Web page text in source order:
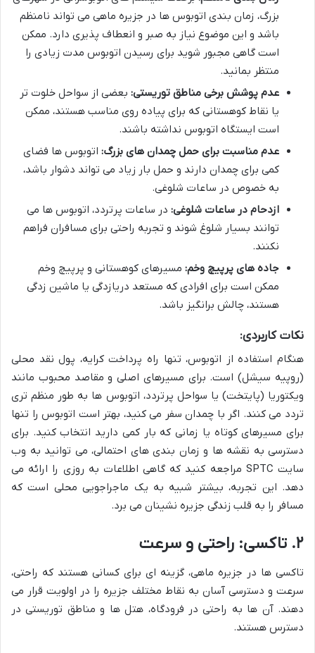
بزرگ، زمان بندی اتوبوس ها در جزیره ماهی می تواند نامنظم
باشد و این موضوع نیاز به صبر و انعطاف پذیری دارد. ممکن
است گاهی مجبور شوید برای رسیدن اتوبوس مدت زیادی را
منتظر بمانید.
عدم پوشش برخی مناطق توریستی: بعضی از سواحل خلوت تر
یا نقاط کوهستانی که برای پیاده روی مناسب هستند، ممکن
است ایستگاه اتوبوس نداشته باشند.
عدم مناسبت برای حمل چمدان های بزرگ: اتوبوس ها فضای
کمی برای چمدان دارند و حمل بار زیاد می تواند دشوار باشد،
به خصوص در ساعات شلوغی.
ازدحام در ساعات شلوغی: در ساعات پرتردد، اتوبوس ها می
توانند بسیار شلوغ شوند و تجربه راحتی برای مسافران فراهم
نکنند.
جاده های پرپیچ وخم: مسیرهای کوهستانی و پرپیچ وخم
ممکن است برای افرادی که مستعد دریازدگی یا ماشین زدگی
هستند، چالش برانگیز باشد.
نکات کاربردی:
هنگام استفاده از اتوبوس، تنها راه پرداخت کرایه، پول نقد محلی
(روپیه سیشل) است. برای مسیرهای اصلی و مقاصد محبوب مانند
ویکتوریا (پایتخت) یا سواحل پرتردد، اتوبوس ها به طور منظم تری
تردد می کنند. اگر با چمدان سفر می کنید، بهتر است اتوبوس را تنها
برای مسیرهای کوتاه یا زمانی که بار کمی دارید انتخاب کنید. برای
دسترسی به نقشه ها و زمان بندی های احتمالی، می توانید به وب
سایت SPTC مراجعه کنید که گاهی اطلاعات به روزی را ارائه می
دهد. این تجربه، بیشتر شبیه به یک ماجراجویی محلی است که
مسافر را به قلب زندگی جزیره نشینان می برد.
۲. تاکسی: راحتی و سرعت
تاکسی ها در جزیره ماهی، گزینه ای برای کسانی هستند که راحتی،
سرعت و دسترسی آسان به نقاط مختلف جزیره را در اولویت قرار می
دهند. آن ها به راحتی در فرودگاه، هتل ها و مناطق توریستی در
دسترس هستند.